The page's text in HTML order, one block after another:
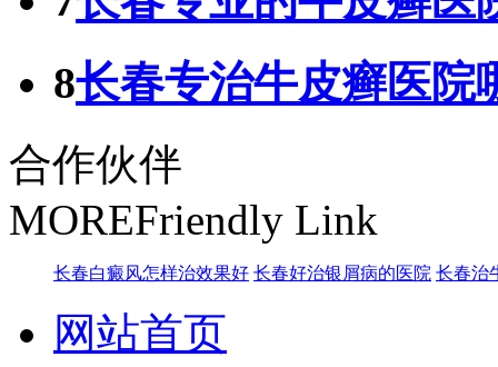
8长春专治牛皮癣医院
合作伙伴
MOREFriendly Link
长春白癜风怎样治效果好 长春好治银屑病的医院 长春治
网站首页